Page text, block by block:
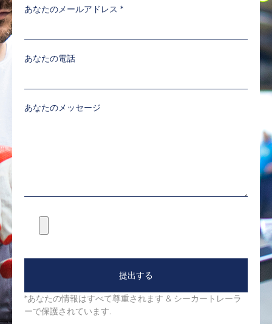
あなたのメールアドレス *
あなたの電話
あなたのメッセージ
提出する
*あなたの情報はすべて尊重されます & シーカートレーラ
ーで保護されています.